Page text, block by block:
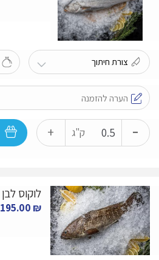
-
כמות
של
ים
ק"ג +
לוקוס לבן
195.00 ₪